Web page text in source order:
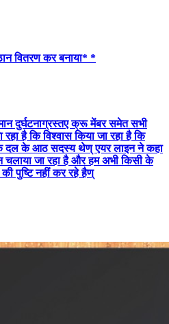
वितरण कर बनाया* *
दुर्घटनाग्रस्तए क्रू मेंबर समेत सभी
रहा है कि विश्वास किया जा रहा है कि
दल के आठ सदस्य थेण् एयर लाइन ने कहा
चलाया जा रहा है और हम अभी किसी के
की पुष्टि नहीं कर रहे हैण्